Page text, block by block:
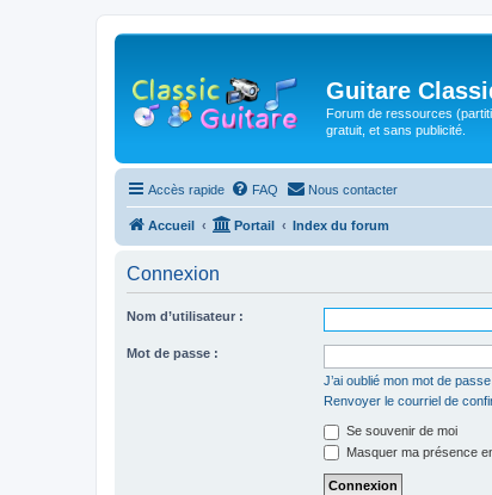
Guitare
Forum de ressources
gratuit, et sans publicité.
Accès rapide FAQ Nous contacter
Accueil Portail Index du forum
Connexion
Nom d’utilisateur :
Mot de passe :
J’ai oublié mon mot de passe
Renvoyer le courriel de
Se souvenir de moi
Masquer ma présence